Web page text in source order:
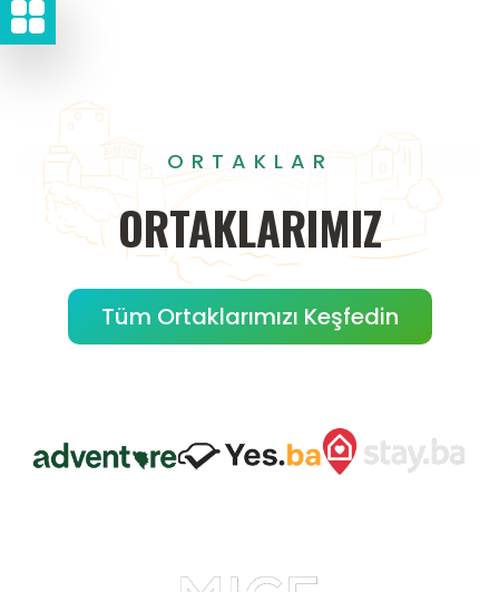
ORTAKLAR
ORTAKLARIMIZ
Tüm Ortaklarımızı Keşfedin